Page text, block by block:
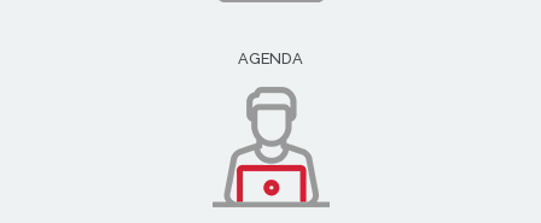
AGENDA